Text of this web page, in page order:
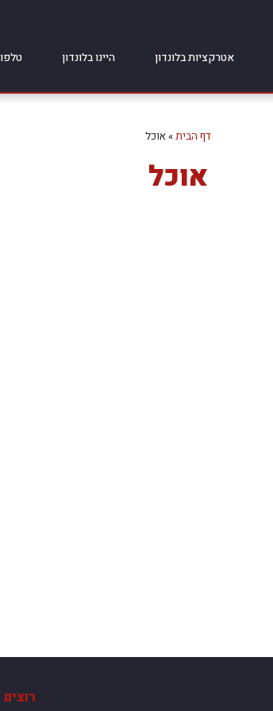
אטרקציות בלונדון היינו בלונדון
דף הבית»אוכל
אוכל